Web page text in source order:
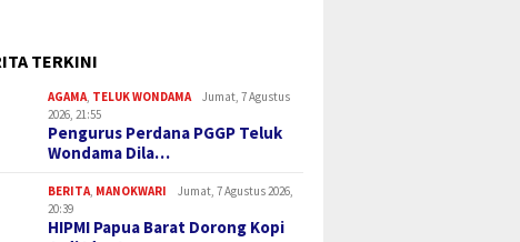
TERKINI
AGAMA, TELUK WONDAMA
Jumat, 7 Agustus
2026, 21:55
Pengurus Perdana PGGP Teluk
Wondama Dila…
BERITA, MANOKWARI
Jumat, 7 Agustus 2026,
20:39
HIPMI Papua Barat Dorong Kopi